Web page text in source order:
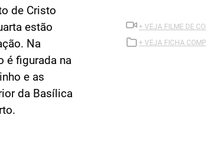
de Cristo
estão
Na
é figurada na
e as
da Basílica
+ VEJA FILME DE
+ VEJA FICHA